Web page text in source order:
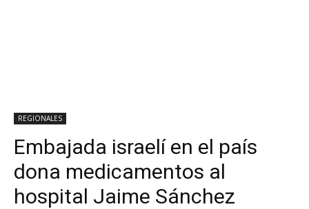
REGIONALES
Embajada israelí en el país
dona medicamentos al
hospital Jaime Sánchez